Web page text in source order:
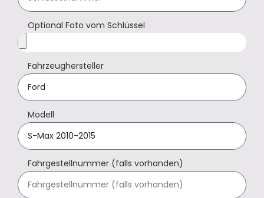
Optional Foto vom Schlüssel
Fahrzeughersteller
Modell
Fahrgestellnummer (falls vorhanden)